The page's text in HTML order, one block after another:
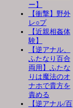
ー】
【衝撃】野外
レ○プ
【近親相姦体
験】
【逆アナル、
ふたなり百合
両用】ふたな
りは魔法のオ
ナホで貴方を
責める
【逆アナル/百